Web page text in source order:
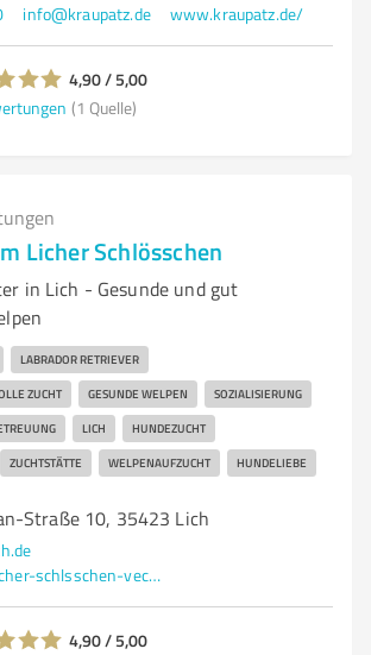
info@kraupatz.de www.kraupatz.de/
4,90 / 5,00
(1 Quelle)
Licher Schlösschen
in Lich - Gesunde und gut
LABRADOR RETRIEVER
ZUCHT GESUNDE WELPEN SOZIALISIERUNG
LICH HUNDEZUCHT
ZUCHTSTÄTTE WELPENAUFZUCHT HUNDELIEBE
Straße 10, 35423 Lich
www.xn--vom-licher-schlsschen-vec.de/
4,90 / 5,00